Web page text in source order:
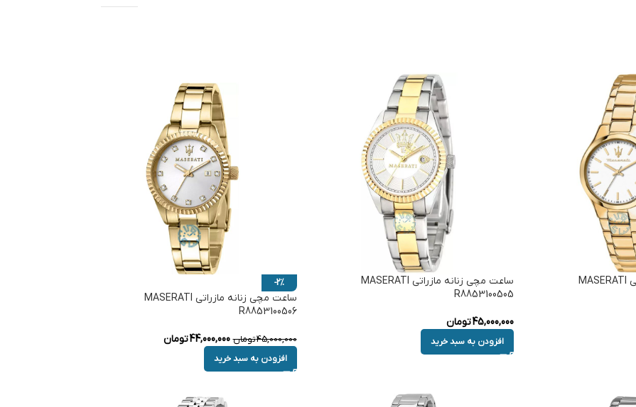
ساعت مچی زنانه مازراتی MASERATI
ساعت مچی زنانه مازراتی MASERATI
R8853100505
45,000,000تومان
افزودن به سبد خرید
-2%
ساعت مچی زنانه مازراتی MASERATI
R8853100506
45,000,000تومان 44,000,000تومان
افزودن به سبد خرید